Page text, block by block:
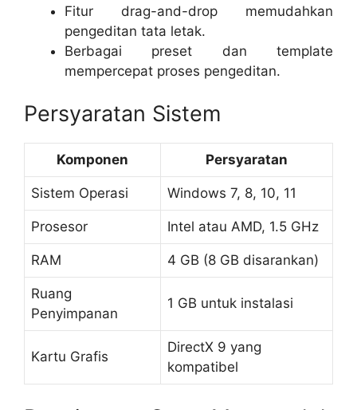
Fitur drag-and-drop memudahkan
pengeditan tata letak.
Berbagai preset dan template
mempercepat proses pengeditan.
Persyaratan Sistem
Komponen Persyaratan
Sistem Operasi Windows 7, 8, 10, 11
Prosesor Intel atau AMD, 1.5 GHz
RAM 4 GB (8 GB disarankan)
Ruang
Penyimpanan
1 GB untuk instalasi
Kartu Grafis
DirectX 9 yang
kompatibel